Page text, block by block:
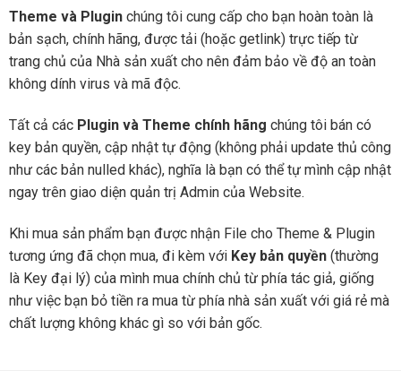
Theme và Plugin chúng tôi cung cấp cho bạn hoàn toàn là
bản sạch, chính hãng, được tải (hoặc getlink) trực tiếp từ
trang chủ của Nhà sản xuất cho nên đảm bảo về độ an toàn
không dính virus và mã độc.
Tất cả các Plugin và Theme chính hãng chúng tôi bán có
key bản quyền, cập nhật tự động (không phải update thủ công
như các bản nulled khác), nghĩa là bạn có thể tự mình cập nhật
ngay trên giao diện quản trị Admin của Website.
Khi mua sản phẩm bạn được nhận File cho Theme & Plugin
tương ứng đã chọn mua, đi kèm với Key bản quyền (thường
là Key đại lý) của mình mua chính chủ từ phía tác giả, giống
như việc bạn bỏ tiền ra mua từ phía nhà sản xuất với giá rẻ mà
chất lượng không khác gì so với bản gốc.